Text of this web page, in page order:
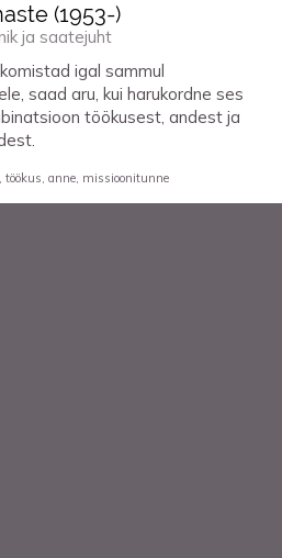
(1953-)
ja saatejuht
igal sammul
saad aru, kui harukordne ses
töökusest, andest ja
töökus anne missioonitunne